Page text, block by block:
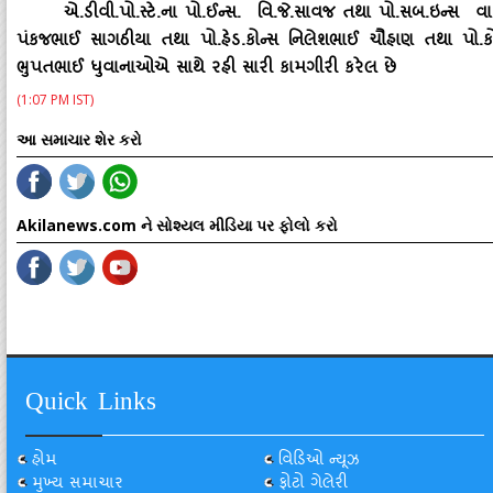
એ.ડીવી.પો.સ્‍ટે.ના પો.ઈન્‍સ. વિ.જે.સાવજ તથા
પંકજભાઈ સાગઠીયા તથા પો.હેડ.કોન્‍સ નિલેશભાઈ ચૌહાણ તથા
ભુપતભાઈ ધુવાનાઓએ સાથે રહી સારી કામગીરી કરેલ છે
(1:07 PM IST)
આ સમાચાર શેર કરો
Akilanews.com ને સોશ્યલ મીડિયા પર ફોલો કરો
Quick Links
હોમ
મુખ્ય સમાચાર
વિડિઓ ન્યૂઝ
ફોટો ગેલેરી